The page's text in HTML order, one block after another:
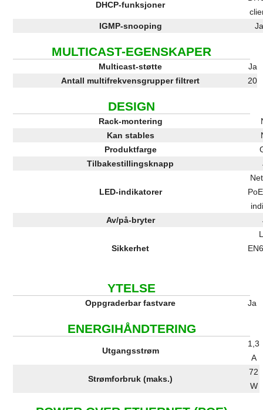
DHCP-funksjoner
IGMP-snooping
MULTICAST-EGENSKAPER
Multicast-støtte
Ja
Antall multifrekvensgrupper filtrert
20
DESIGN
Rack-montering
Kan stables
Produktfarge
Tilbakestillingsknapp
LED-indikatorer
Av/på-bryter
Sikkerhet
YTELSE
Oppgraderbar fastvare Ja
ENERGIHÅNDTERING
Utgangsstrøm
1,3
A
Strømforbruk (maks.)
72
W